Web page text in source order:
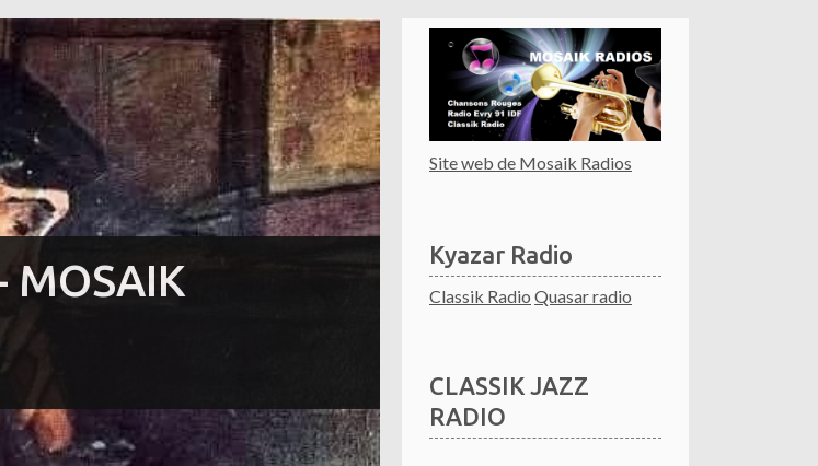
MOSAIK
Site web de Mosaik Radios
Kyazar Radio
Classik Radio Quasar radio
CLASSIK JAZZ
RADIO